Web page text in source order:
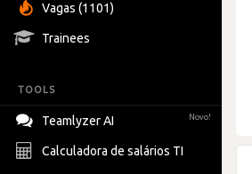
Vagas (1101)
Trainees
TOOLS
Teamlyzer AI Novo!
Calculadora de salários TI